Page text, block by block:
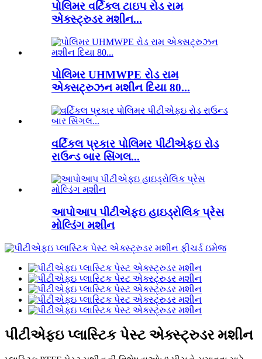
પોલિમર વર્ટિકલ ટાઇપ રોડ રામ
એક્સ્ટ્રુડર મશીન...
પોલિમર UHMWPE રોડ રામ
એક્સટ્રુઝન મશીન દિયા 80...
વર્ટિકલ પ્રકાર પોલિમર પીટીએફઇ રોડ
રાઉન્ડ બાર સિંગલ...
આપોઆપ પીટીએફઇ હાઇડ્રોલિક પ્રેસ
મોલ્ડિંગ મશીન
પીટીએફઇ પ્લાસ્ટિક પેસ્ટ એક્સ્ટ્રુડર મશીન